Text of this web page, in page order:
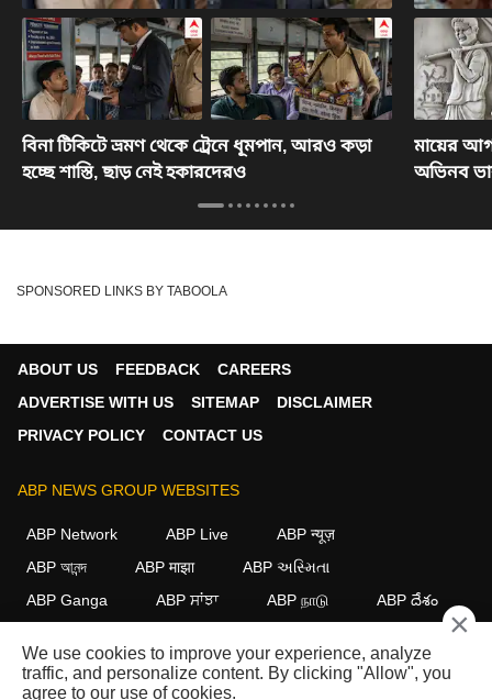
বিনা টিকিটে ভ্রমণ থেকে ট্রেনে ধূমপান, আরও কড়া
হচ্ছে শাস্তি, ছাড় নেই হকারদেরও
মায়ের
অভিনব
SPONSORED LINKS BY TABOOLA
ABOUT US FEEDBACK
CAREERS
ADVERTISE WITH US
SITEMAP
DISCLAIMER
PRIVACY POLICY
CONTACT US
ABP NEWS GROUP WEBSITES
ABP Network ABP Live
ABP न्यूज़
ABP আনন্দ
ABP माझा
ABP અસ્મિતા
ABP Ganga
ABP ਸਾਂਝਾ ABP நாடு ABP దేశం
FOLLOW US
×
We use cookies to improve your experience, analyze
traffic, and personalize content. By clicking "Allow", you
agree to our use of cookies.